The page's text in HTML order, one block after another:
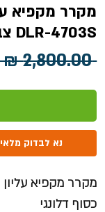
DLR-4703S צבע כסוף דלונגי
‏2,800.00 ‏₪
נא לבדוק מלאי
כסוף דלונגי